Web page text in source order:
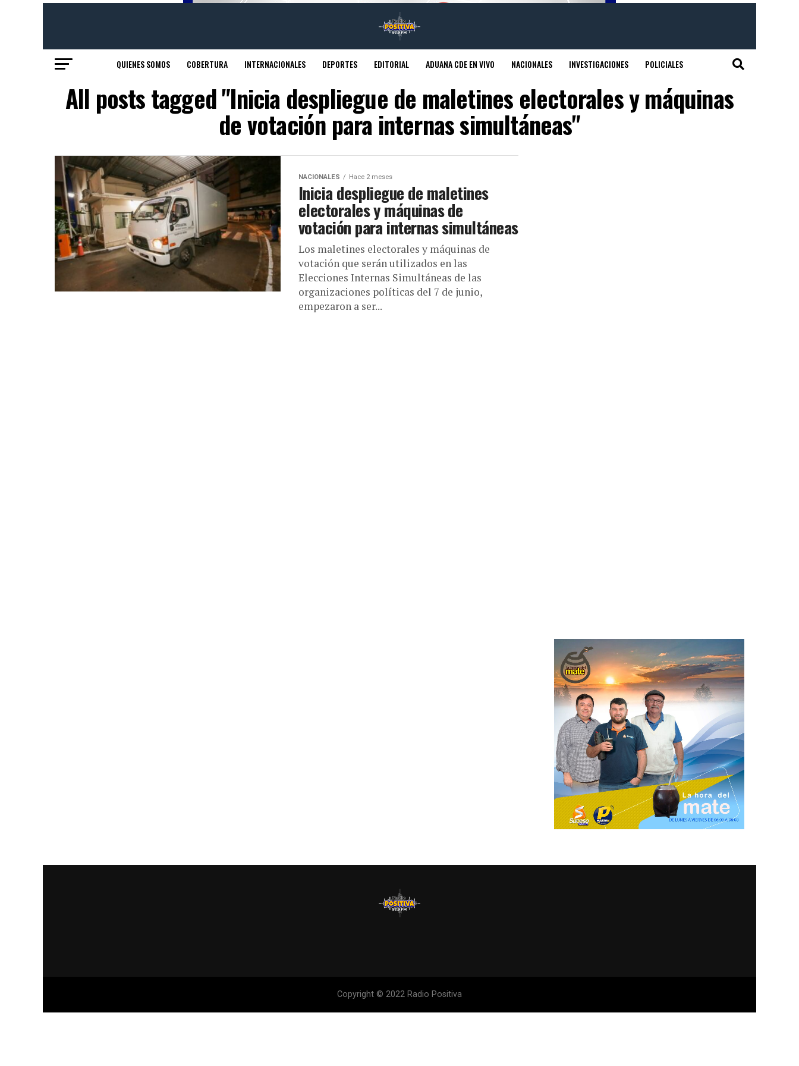
QUIENES SOMOS COBERTURA INTERNACIONALES DEPORTES EDITORIAL ADUANA CDE EN VIVO NACIONALES INVESTIGACIONES POLICIALES
All posts tagged "Inicia despliegue de maletines electorales y máquinas
de votación para internas simultáneas"
NACIONALES Hace 2 meses
Inicia despliegue de maletines
electorales y máquinas de
votación para internas simultáneas
Los maletines electorales y máquinas de
votación que serán utilizados en las
Elecciones Internas Simultáneas de las
organizaciones políticas del 7 de junio,
empezaron a ser...
Copyright © 2022 Radio Positiva